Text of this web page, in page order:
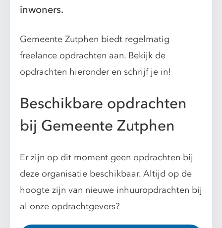
inwoners.
Gemeente Zutphen biedt regelmatig
freelance opdrachten aan. Bekijk de
opdrachten hieronder en schrijf je in!
Beschikbare opdrachten
bij Gemeente Zutphen
Er zijn op dit moment geen opdrachten bij
deze organisatie beschikbaar. Altijd op de
hoogte zijn van nieuwe inhuuropdrachten bij
al onze opdrachtgevers?